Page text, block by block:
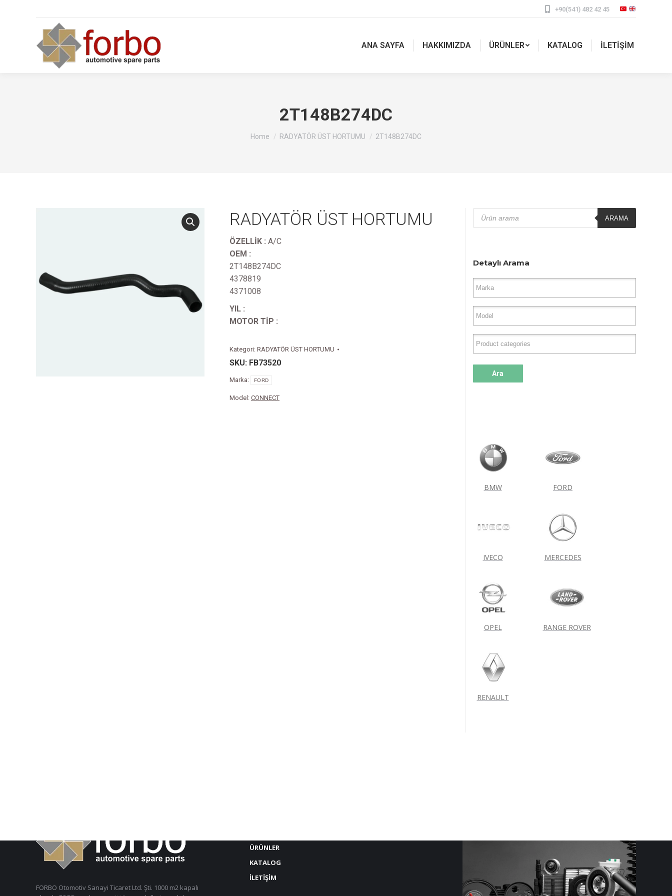
+90(541) 482 42 45
ANA SAYFA HAKKIMIZDA ÜRÜNLER KATALOG İLETIŞIM
2T148B274DC
You are here:
Home RADYATÖR ÜST HORTUMU 2T148B274DC
RADYATÖR ÜST HORTUMU
ÖZELLİK : A/C
OEM :
2T148B274DC
4378819
4371008
YIL :
MOTOR TİP :
Kategori: RADYATÖR ÜST HORTUMU
SKU: FB73520
Marka: FORD
Model: CONNECT
Products
search ARAMA
Detaylı Arama
Ara
BMW FORD
IVECO MERCEDES
OPEL RANGE ROVER
RENAULT
FORBO Otomotiv Sanayi Ticaret Ltd. Şti. 1000 m2 kapalı
ÜRÜNLER
KATALOG
İLETİŞİM